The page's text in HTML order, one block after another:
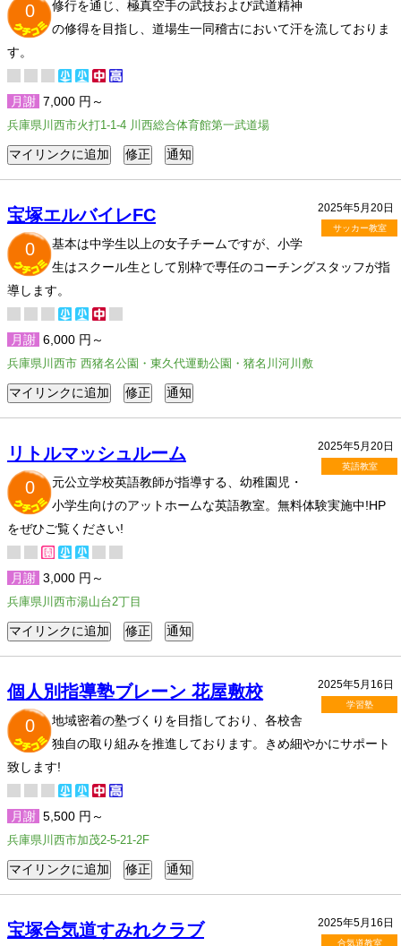
0
修行を通じ、極真空手の武技および武道精神
の修得を目指し、道場生一同稽古において汗を流しておりま
す。
月謝 7,000 円～
兵庫県川西市火打1-1-4 川西総合体育館第一武道場
2025年5月20日
サッカー教室
宝塚エルバイレFC
0
基本は中学生以上の女子チームですが、小学
生はスクール生として別枠で専任のコーチングスタッフが指
導します。
月謝 6,000 円～
兵庫県川西市 西猪名公園・東久代運動公園・猪名川河川敷
2025年5月20日
英語教室
リトルマッシュルーム
0
元公立学校英語教師が指導する、幼稚園児・
小学生向けのアットホームな英語教室。無料体験実施中!HP
をぜひご覧ください!
月謝 3,000 円～
兵庫県川西市湯山台2丁目
2025年5月16日
学習塾
個人別指導塾ブレーン 花屋敷校
0
地域密着の塾づくりを目指しており、各校舎
独自の取り組みを推進しております。きめ細やかにサポート
致します!
月謝 5,500 円～
兵庫県川西市加茂2-5-21-2F
2025年5月16日
合気道教室
宝塚合気道すみれクラブ